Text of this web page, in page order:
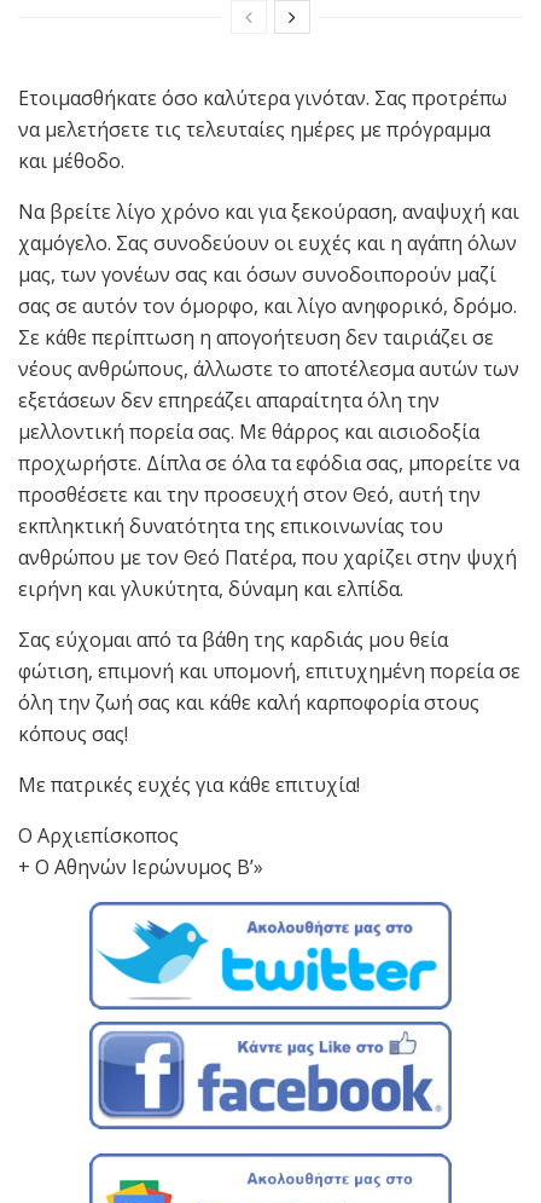
Ετοιμασθήκατε όσο καλύτερα γινόταν. Σας προτρέπω
να μελετήσετε τις τελευταίες ημέρες με πρόγραμμα
και μέθοδο.
Να βρείτε λίγο χρόνο και για ξεκούραση, αναψυχή και
χαμόγελο. Σας συνοδεύουν οι ευχές και η αγάπη όλων
μας, των γονέων σας και όσων συνοδοιπορούν μαζί
σας σε αυτόν τον όμορφο, και λίγο ανηφορικό, δρόμο.
Σε κάθε περίπτωση η απογοήτευση δεν ταιριάζει σε
νέους ανθρώπους, άλλωστε το αποτέλεσμα αυτών των
εξετάσεων δεν επηρεάζει απαραίτητα όλη την
μελλοντική πορεία σας. Με θάρρος και αισιοδοξία
προχωρήστε. Δίπλα σε όλα τα εφόδια σας, μπορείτε να
προσθέσετε και την προσευχή στον Θεό, αυτή την
εκπληκτική δυνατότητα της επικοινωνίας του
ανθρώπου με τον Θεό Πατέρα, που χαρίζει στην ψυχή
ειρήνη και γλυκύτητα, δύναμη και ελπίδα.
Σας εύχομαι από τα βάθη της καρδιάς μου θεία
φώτιση, επιμονή και υπομονή, επιτυχημένη πορεία σε
όλη την ζωή σας και κάθε καλή καρποφορία στους
κόπους σας!
Με πατρικές ευχές για κάθε επιτυχία!
Ο Αρχιεπίσκοπος
+ Ο Αθηνών Ιερώνυμος Β’»